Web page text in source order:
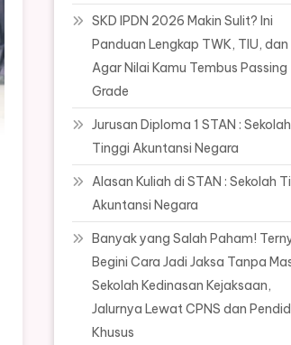
SKD IPDN 2026 Makin Sulit? Ini
Panduan Lengkap TWK, TIU, dan
Agar Nilai Kamu Tembus Passing
Grade
Jurusan Diploma 1 STAN : Sekolah
Tinggi Akuntansi Negara
Alasan Kuliah di STAN : Sekolah
Akuntansi Negara
Banyak yang Salah Paham!
Begini Cara Jadi Jaksa Tanpa
Sekolah Kedinasan Kejaksaan,
Jalurnya Lewat CPNS dan
Khusus